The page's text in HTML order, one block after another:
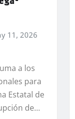
11, 2026
a los
para
Estatal de
de…